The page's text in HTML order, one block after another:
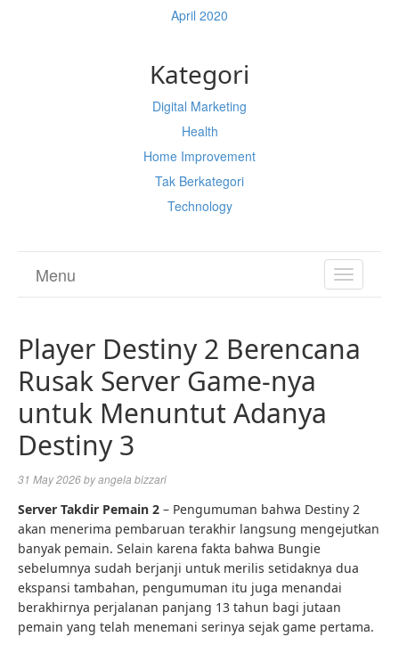
April 2020
Kategori
Digital Marketing
Health
Home Improvement
Tak Berkategori
Technology
TOGGLE
Menu
Player Destiny 2 Berencana
Rusak Server Game-nya
untuk Menuntut Adanya
Destiny 3
31 May 2026byangela bizzari
Server Takdir Pemain 2 – Pengumuman bahwa Destiny 2
akan menerima pembaruan terakhir langsung mengejutkan
banyak pemain. Selain karena fakta bahwa Bungie
sebelumnya sudah berjanji untuk merilis setidaknya dua
ekspansi tambahan, pengumuman itu juga menandai
berakhirnya perjalanan panjang 13 tahun bagi jutaan
pemain yang telah menemani serinya sejak game pertama.